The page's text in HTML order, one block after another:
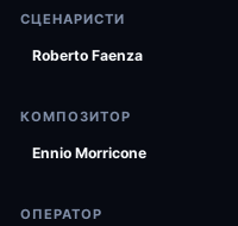
СЦЕНАРИСТИ
Roberto Faenza
КОМПОЗИТОР
Ennio Morricone
ОПЕРАТОР